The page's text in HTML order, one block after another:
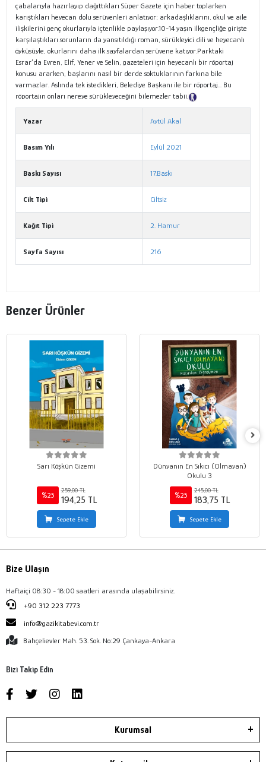
çabalarıyla hazırlayıp dağıttıkları Süper Gazete için haber toplarken
karıştıkları heyecan dolu serüvenleri anlatıyor; arkadaşlıklarını, okul ve aile
ilişkilerini genç okurlarıyla içtenlikle paylaşıyor.10-14 yaşın ilkgençliğe girişte
karşılaştıkları sorunların da yansıtıldığı roman, sürükleyici dili ve heyecanlı
öyküsüyle, okurlarını daha ilk sayfalardan serüvene katıyor.Parktaki
Esrar’da Evren, Elif, Yener ve Selin, gazeteleri için heyecanlı bir röportaj
konusu ararken, başlarını nasıl bir derde soktuklarının farkına bile
varmazlar. Aslında tek istedikleri, Belediye Başkanı ile bir röportaj... Bu
röportajın onları nereye sürükleyeceğini bilemezler tabii.
Yazar Aytül Akal
Basım Yılı Eylül 2021
Baskı Sayısı 17.Baskı
Cilt Tipi Ciltsiz
Kağıt Tipi 2. Hamur
Sayfa Sayısı 216
Benzer Ürünler
Sarı Köşkün Gizemi
%25
259,00 TL
194,25 TL
Sepete Ekle
Dünyanın En Sıkıcı (Olmayan)
Okulu 3
%25
245,00 TL
183,75 TL
Sepete Ekle
Bize Ulaşın
Haftaiçi 08:30 - 18:00 saatleri arasında ulaşabilirsiniz.
+90 312 223 7773
info@gazikitabevi.com.tr
Bahçelievler Mah. 53. Sok. No:29 Çankaya-Ankara
Bizi Takip Edin
Kurumsal